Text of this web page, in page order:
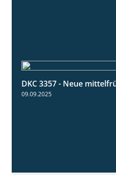
DKC 3357 - Neue
09.09.2025